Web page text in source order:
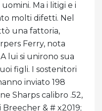
Ma i litigi e i
molti difetti. Nel
una fattoria,
Ferry, nota
lui si unirono sua
figli. I sostenitori
inviato 198
Sharps calibro .52,
& # x2019;